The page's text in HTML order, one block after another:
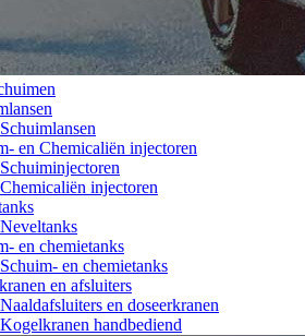
Schuimlansen
en Chemicaliën injectoren
Schuiminjectoren
Chemicaliën injectoren
Neveltanks
en chemietanks
Schuim- en chemietanks
en afsluiters
Naaldafsluiters en doseerkranen
Kogelkranen handbediend